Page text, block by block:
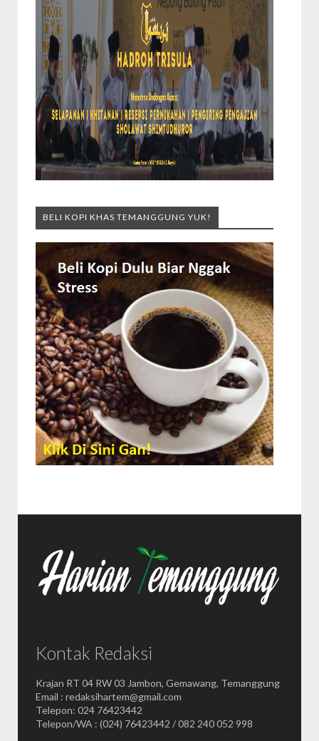
BELI KOPI KHAS TEMANGGUNG YUK!
Kontak Redaksi
Krajan RT 04 RW 03 Jambon, Gemawang, Temanggung
Email : redaksihartem@gmail.com
Telepon: 024 76423442
Telepon/WA : (024) 76423442 / 082 240 052 998